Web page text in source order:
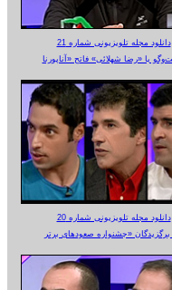
دانلود مجله تلویزیونی شماره 21
دانلود مجله تلویزیونی شماره 20